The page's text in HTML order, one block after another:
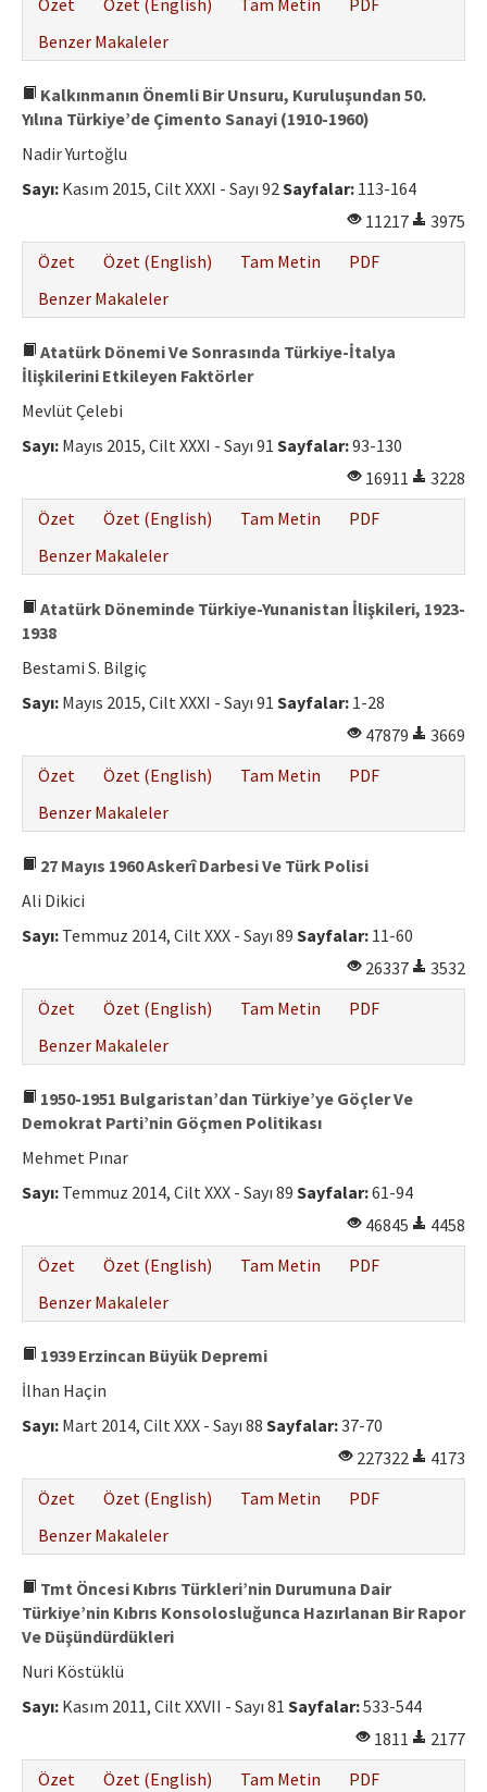
Özet Özet (English) Tam Metin
PDF
Benzer Makaleler
Kalkınmanın Önemli Bir Unsuru, Kuruluşundan 50.
Yılına Türkiye’de Çimento Sanayi (1910-1960)
Nadir Yurtoğlu
Sayı: Kasım 2015, Cilt XXXI - Sayı 92Sayfalar: 113-164
11217
3975
Özet
Özet (English) Tam Metin
PDF
Benzer Makaleler
Atatürk Dönemi Ve Sonrasında Türkiye-İtalya
İlişkilerini Etkileyen Faktörler
Mevlüt Çelebi
Sayı: Mayıs 2015, Cilt XXXI - Sayı 91 Sayfalar:93-130
16911
3228
Özet
Özet (English) Tam Metin
PDF
Benzer Makaleler
Atatürk Döneminde Türkiye-Yunanistan İlişkileri, 1923-
1938
Bestami S. Bilgiç
Sayı: Mayıs 2015, Cilt XXXI - Sayı 91 Sayfalar: 1-28
47879
3669
Özet
Özet (English) Tam Metin
PDF
Benzer Makaleler
27 Mayıs 1960 Askerî Darbesi Ve Türk Polisi
Ali Dikici
Sayı: Temmuz 2014, Cilt XXX - Sayı 89 Sayfalar: 11-60
26337
3532
Özet
Özet (English) Tam Metin
PDF
Benzer Makaleler
1950-1951 Bulgaristan’dan Türkiye’ye Göçler Ve
Demokrat Parti’nin Göçmen Politikası
Mehmet Pınar
Sayı: Temmuz 2014, Cilt XXX - Sayı 89 Sayfalar:61-94
46845
4458
Özet
Özet (English) Tam Metin
PDF
Benzer Makaleler
1939 Erzincan Büyük Depremi
İlhan Haçin
Sayı: Mart 2014, Cilt XXX - Sayı 88 Sayfalar:37-70
227322
4173
Özet
Özet (English) Tam Metin
PDF
Benzer Makaleler
Tmt Öncesi Kıbrıs Türkleri’nin Durumuna Dair
Türkiye’nin Kıbrıs Konsolosluğunca Hazırlanan Bir Rapor
Ve Düşündürdükleri
Nuri Köstüklü
Sayı: Kasım 2011, Cilt XXVII - Sayı 81 Sayfalar:533-544
1811
2177
Özet
Özet (English) Tam Metin
PDF